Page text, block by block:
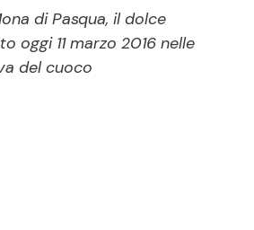
Reality e Talent
Soap Opera
di Pasqua, il dolce
oggi 11 marzo 2016 nelle
del cuoco